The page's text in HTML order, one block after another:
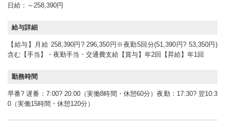
日給：～258,390円
給与詳細
【給与】月給 258,390円? 296,350円※夜勤5回分(51,390円? 53,350円)
含む【手当】・夜勤手当・交通費支給【賞与】年2回【昇給】年1回
勤務時間
早番? 遅番：7:00? 20:00（実働8時間・休憩60分）夜勤：17:30? 翌10:3
0（実働15時間・休憩120分）